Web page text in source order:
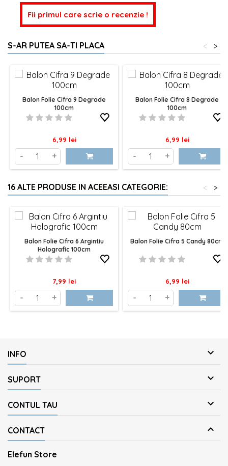
Fii primul care scrie o recenzie !
S-AR PUTEA SA-TI PLACA >
<
Balon Folie Cifra 9 Degrade
100cm
Pret
6,99 lei
- +
Balon Folie Cifra 8 Degrade
100cm
Pret
6,99 lei
- +
16 ALTE PRODUSE IN ACEEASI CATEGORIE: >
<
Balon Folie Cifra 6 Argintiu
Holografic 100cm
Pret
7,99 lei
- +
Balon Folie Cifra 5 Candy 80cm
Pret
6,99 lei
- +
INFO 
SUPORT 
CONTUL TAU 
CONTACT 
Elefun Store